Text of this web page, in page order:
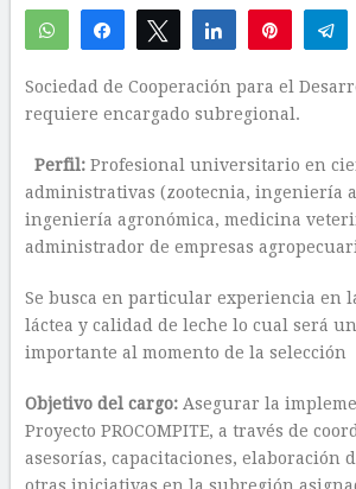
WhatsAppCompartirTwittear Compartir
Sociedad de Cooperación para el
requiere encargado subregional.
Perfil:Profesional universitario en
administrativas (zootecnia, ingeniería
ingeniería agronómica, medicina
administrador de empresas
Se busca en particular experiencia en
láctea y calidad de leche lo cual será
importante al momento de la selección
Objetivo del cargo:Asegurar la
Proyecto PROCOMPITE, a través de
asesorías, capacitaciones, elaboración